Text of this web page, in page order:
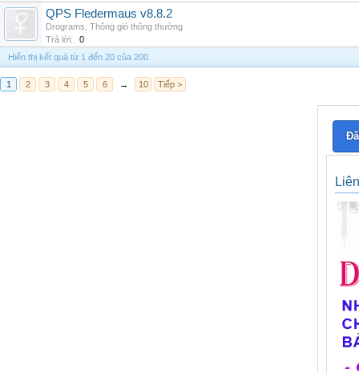
QPS Fledermaus v8.8.2
Drograms Thông gió thông thường
Trả lời:
0
Hiển thị kết quả từ 1 đến 20 của 200
1 2 3 4 5 6 → 10 Tiếp >